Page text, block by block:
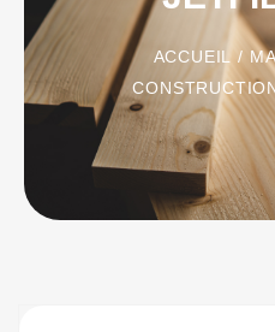
ACCUEIL /